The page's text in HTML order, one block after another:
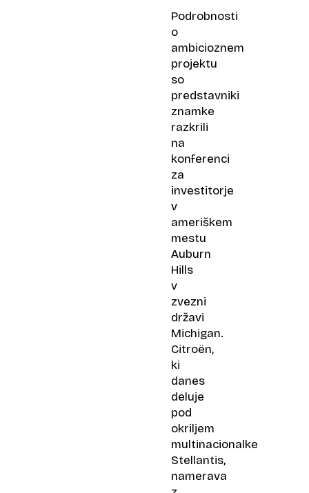
po
Sovjetski
zvezi
Podrobnosti
o
ambicioznem
projektu
so
predstavniki
znamke
razkrili
na
konferenci
za
investitorje
v
ameriškem
mestu
Auburn
Hills
v
zvezni
državi
Michigan.
Citroën,
ki
danes
deluje
pod
okriljem
multinacionalke
Stellantis,
namerava